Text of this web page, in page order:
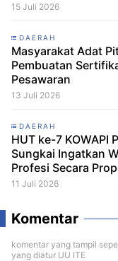
15 Juli 2026
DAERAH
Masyarakat Adat
Pembuatan
Pesawaran
13 Juli 2026
DAERAH
HUT ke-7 KOWAPI
Sungkai Ingatkan
Profesi Secara
11 Juli 2026
Komentar
komentar yang tampil
yang diatur UU ITE